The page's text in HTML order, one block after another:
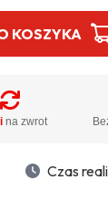
KOSZYKA
na zwrot
Czas